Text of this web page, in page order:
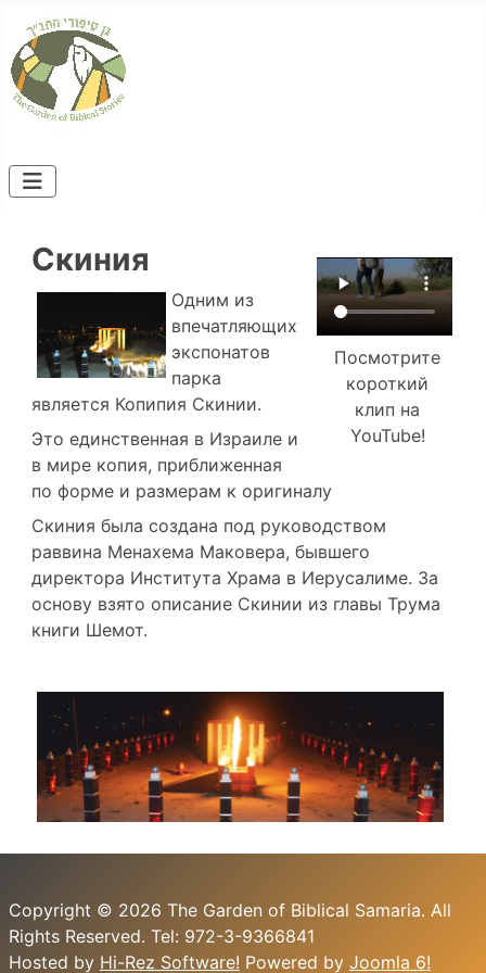
Посмотрите
короткий
клип на
YouTube!
Скиния
Одним из
впечатляющих
экспонатов
парка
является Копипия Скинии.
Это единственная в Израиле и
в мире копия, приближенная
по форме и размерам к оригиналу
Скиния была создана под руководством
раввина Менахема Маковера, бывшего
директора Института Храма в Иерусалиме. За
основу взято описание Скинии из главы Трума
книги Шемот.
Copyright © 2026 The Garden of Biblical Samaria. All
Rights Reserved. Tel: 972-3-9366841
Hosted by Hi-Rez Software! Powered by Joomla 6!